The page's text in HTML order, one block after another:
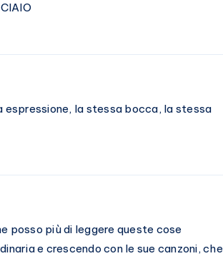
espressione, la stessa bocca, la stessa
posso più di leggere queste cose
e crescendo con le sue canzoni, che